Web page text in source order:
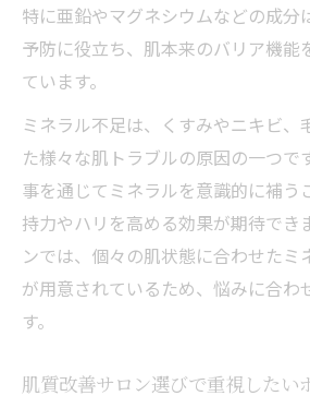
姫路市で受けられる最新
カウンセリングでわかる
口コミで話題の肌質改善
悩み解消ならミネラル美容が
ミネラル美容で肌質改善
ニキビや乾燥悩みにミネ
肌質改善サロンの専門ス
透明感アップを目指す新発想
特に亜鉛やマグネシウムなどの成分
予防に役立ち、肌本来のバリア機能
ています。
ミネラル不足は、くすみやニキビ、
た様々な肌トラブルの原因の一つで
事を通じてミネラルを意識的に補う
持力やハリを高める効果が期待でき
ンでは、個々の肌状態に合わせたミ
が用意されているため、悩みに合わ
す。
肌質改善サロン選びで重視したい